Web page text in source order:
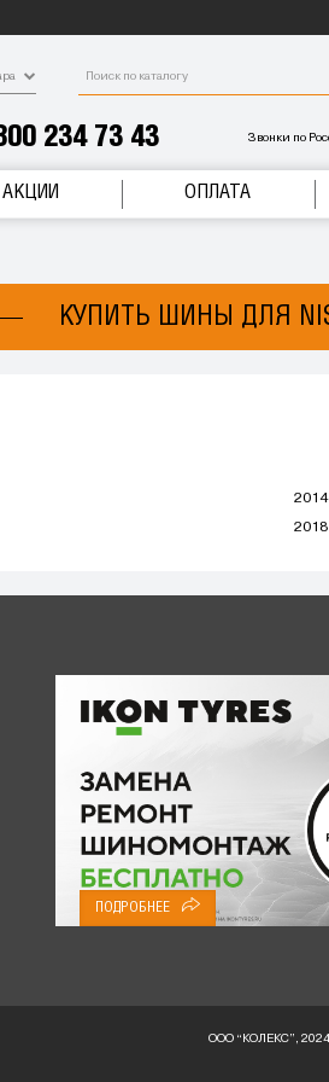
234 73 43 Звонки по
АКЦИИ ОПЛАТА
КУПИТЬ ШИНЫ ДЛЯ
2014
2018
ПОДРОБНЕЕ
ООО “КОЛЕКС”,